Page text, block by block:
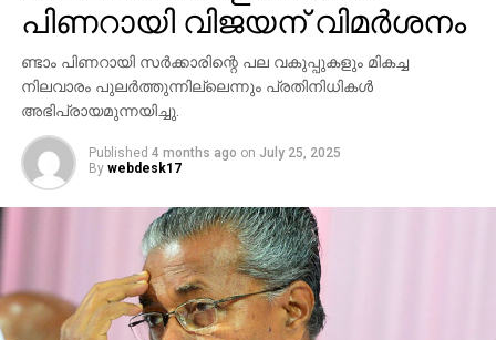
പിണറായി വിജയന് വിമര്‍ശനം
ണ്ടാം പിണറായി സര്‍ക്കാരിന്റെ പല വകുപ്പുകളും മികച്ച
നിലവാരം പുലര്‍ത്തുന്നില്ലെന്നും പ്രതിനിധികള്‍
അഭിപ്രായമുന്നയിച്ചു.
Published 4 months ago on July 25, 2025
By webdesk17